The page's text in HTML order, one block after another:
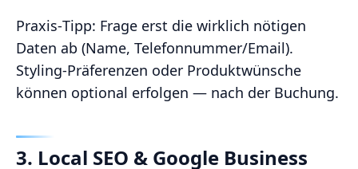
Praxis‑Tipp: Frage erst die wirklich nötigen
Daten ab (Name, Telefonnummer/Email).
Styling-Präferenzen oder Produktwünsche
können optional erfolgen — nach der Buchung.
3. Local SEO & Google Business